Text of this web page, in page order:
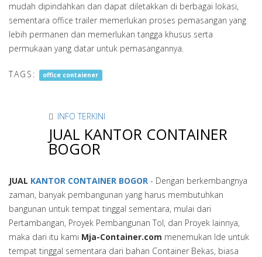
mudah dipindahkan dan dapat diletakkan di berbagai lokasi,
sementara office trailer memerlukan proses pemasangan yang
lebih permanen dan memerlukan tangga khusus serta
permukaan yang datar untuk pemasangannya.
TAGS: office contaiener
INFO TERKINI
JUAL KANTOR CONTAINER
BOGOR
JUAL KANTOR CONTAINER BOGOR - Dengan berkembangnya
zaman, banyak pembangunan yang harus membutuhkan
bangunan untuk tempat tinggal sementara, mulai dari
Pertambangan, Proyek Pembangunan Tol, dan Proyek lainnya,
maka dari itu kami Mja-Container.com menemukan Ide untuk
tempat tinggal sementara dari bahan Container Bekas, biasa